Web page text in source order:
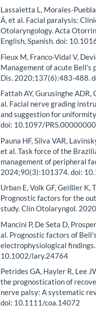
Lassaletta L, Morales-
Á, et al. Facial paralysis:
Otolaryngology. Acta
English, Spanish. doi:
Fieux M, Franco-Vidal V,
Management of acute Bell’s
Dis. 2020;137(6):483-488.
Fattah AY, Gurusinghe ADR,
al. Facial nerve grading
and suggestion for
doi: 10.1097/
Pauna HF, Silva VAR,
et al. Task force of the
management of peripheral
2024;90(3):101374. doi:
Urban E, Volk GF, Geißler
Prognostic factors for the
study. Clin Otolaryngol.
Mancini P, De Seta D,
al. Prognostic factors of
electrophysiological
10.1002/lary.24764
Petrides GA, Hayler R, Lee
the prognostication of
nerve palsy: A systematic
doi: 10.1111/coa.14072